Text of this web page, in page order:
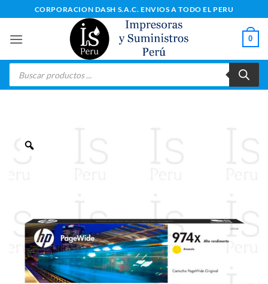
al
contenido
CORPORACION DASH S.A.C. ENVIOS A TODO EL PERU
0
Búsqueda